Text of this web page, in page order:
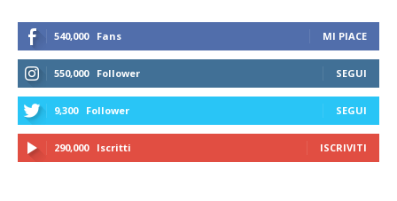
540,000 Fans MI PIACE
550,000 Follower SEGUI
9,300 Follower SEGUI
290,000 Iscritti ISCRIVITI